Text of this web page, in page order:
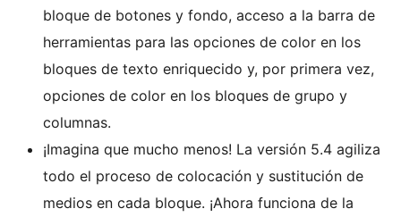
bloque de botones y fondo, acceso a la barra de
herramientas para las opciones de color en los
bloques de texto enriquecido y, por primera vez,
opciones de color en los bloques de grupo y
columnas.
¡Imagina que mucho menos! La versión 5.4 agiliza
todo el proceso de colocación y sustitución de
medios en cada bloque. ¡Ahora funciona de la